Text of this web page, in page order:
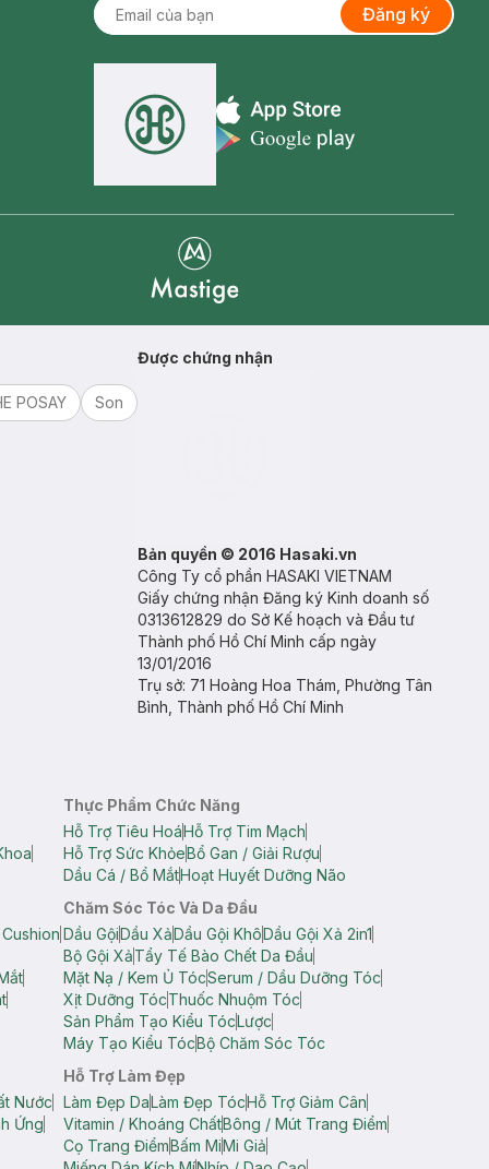
Đăng ký
Appstore icon
POSAY Son
Được chứng nhận
Bản quyền © 2016 Hasaki.vn
Công Ty cổ phần HASAKI VIETNAM
Giấy chứng nhận Đăng ký Kinh doanh số
0313612829 do Sở Kế hoạch và Đầu tư
Thành phố Hồ Chí Minh cấp ngày
13/01/2016
Trụ sở: 71 Hoàng Hoa Thám, Phường Tân
Bình, Thành phố Hồ Chí Minh
Thực Phẩm Chức Năng
Hỗ Trợ Tiêu HoáHỗ Trợ Tim Mạch
Hỗ Trợ Sức KhỏeBổ Gan / Giải Rượu
Dầu Cá / Bổ MắtHoạt Huyết Dưỡng Não
Chăm Sóc Tóc Và Da Đầu
Dầu GộiDầu XảDầu Gội KhôDầu Gội Xả 2in1
Bộ Gội XảTẩy Tế Bào Chết Da Đầu
Mặt Nạ / Kem Ủ TócSerum / Dầu Dưỡng Tóc
Xịt Dưỡng TócThuốc Nhuộm Tóc
Sản Phẩm Tạo Kiểu TócLược
Máy Tạo Kiểu TócBộ Chăm Sóc Tóc
Nước
Ứng
Hỗ Trợ Làm Đẹp
Làm Đẹp DaLàm Đẹp TócHỗ Trợ Giảm Cân
Vitamin / Khoáng ChấtBông / Mút Trang Điểm
Cọ Trang ĐiểmBấm MiMi Giả